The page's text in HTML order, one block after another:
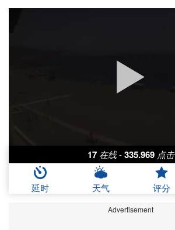
17 在线 - 335.969 点击
延时 天气 评分
Advertisement